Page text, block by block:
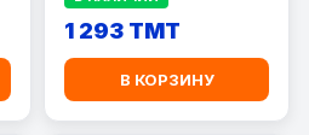
1 293 TMT
В КОРЗИНУ